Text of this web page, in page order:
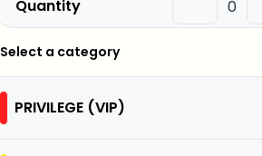
Quantity
Select a category
PRIVILEGE (VIP)